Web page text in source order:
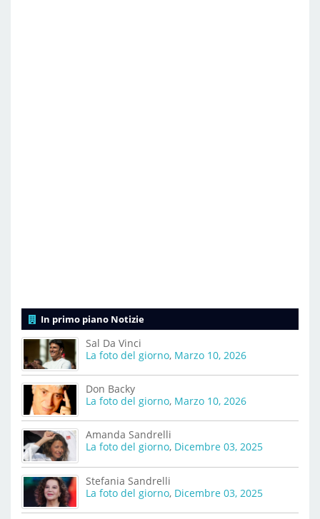
In primo piano Notizie
Sal Da Vinci
La foto del giorno, Marzo 10, 2026
Don Backy
La foto del giorno, Marzo 10, 2026
Amanda Sandrelli
La foto del giorno, Dicembre 03, 2025
Stefania Sandrelli
La foto del giorno, Dicembre 03, 2025